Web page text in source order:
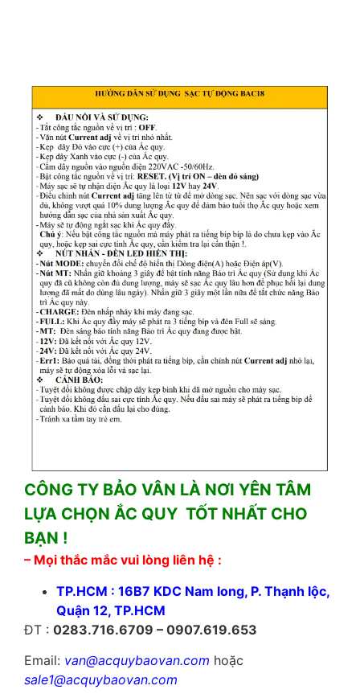
CÔNG TY BẢO VÂN LÀ NƠI YÊN TÂM
LỰA CHỌN ẮC QUY TỐT NHẤT CHO
BẠN !
– Mọi thắc mắc vui lòng liên hệ :
TP.HCM : 16B7 KDC Nam long, P. Thạnh lộc,
Quận 12, TP.HCM
ĐT : 0283.716.6709 – 0907.619.653
Email: van@acquybaovan.com hoặc
sale1@acquybaovan.com